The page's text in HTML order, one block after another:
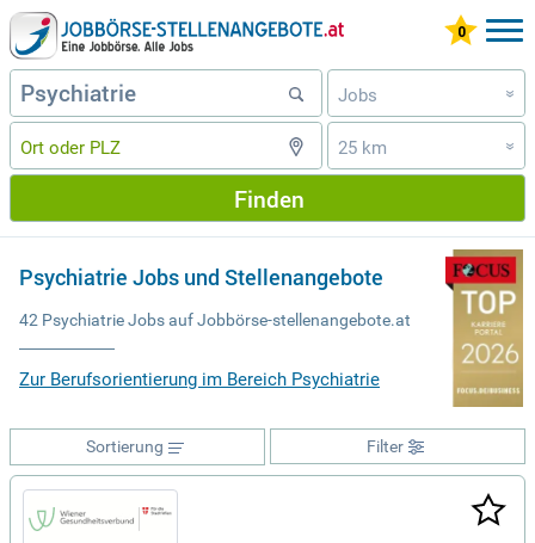
Jobs »
25 km »
Finden
Psychiatrie Jobs und Stellenangebote
42 Psychiatrie Jobs auf Jobbörse-stellenangebote.at
Zur Berufsorientierung im Bereich Psychiatrie
Filter
Sortierung